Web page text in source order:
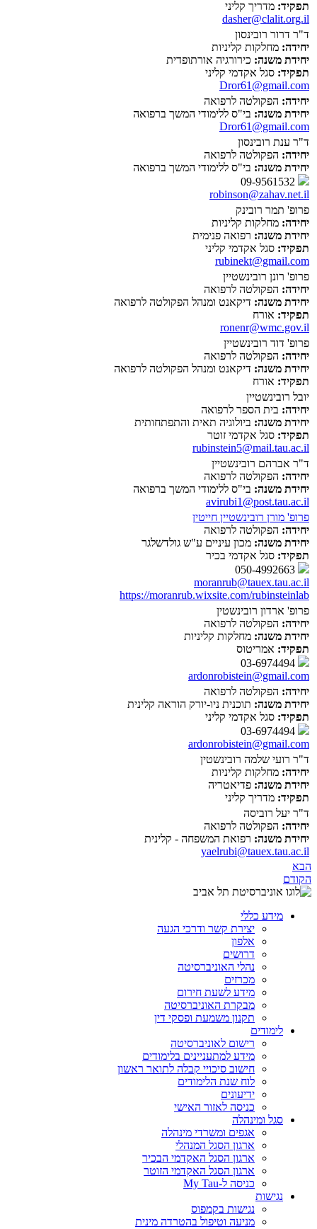
תפקיד: מדריך קליני
dasher@clalit.org.il
ד"ר דרור רובינסון
יחידה: מחלקות קליניות
יחידת משנה: כירורגיה אורתופדית
תפקיד: סגל אקדמי קליני
Dror61@gmail.com
יחידה: הפקולטה לרפואה
יחידת משנה: בי"ס ללימודי המשך ברפואה
Dror61@gmail.com
ד"ר ענת רובינסון
יחידה: הפקולטה לרפואה
יחידת משנה: בי"ס ללימודי המשך ברפואה
robinson@zahav.net.il
פרופ' תמר רובינק
יחידה: מחלקות קליניות
יחידת משנה: רפואה פנימית
תפקיד: סגל אקדמי קליני
rubinekt@gmail.com
פרופ' רונן רובינשטיין
יחידה: הפקולטה לרפואה
יחידת משנה: דיקאנט ומנהל הפקולטה לרפואה
תפקיד: אורח
ronenr@wmc.gov.il
פרופ' דוד רובינשטיין
יחידה: הפקולטה לרפואה
יחידת משנה: דיקאנט ומנהל הפקולטה לרפואה
תפקיד: אורח
יובל רובינשטיין
יחידה: בית הספר לרפואה
יחידת משנה: ביולוגיה תאית והתפתחותית
תפקיד: סגל אקדמי זוטר
rubinstein5@mail.tau.ac.il
ד"ר אברהם רובינשטיין
יחידה: הפקולטה לרפואה
יחידת משנה: בי"ס ללימודי המשך ברפואה
avirubi1@post.tau.ac.il
פרופ' מורן רובינשטיין חייטין
יחידה: הפקולטה לרפואה
יחידת משנה: מכון עיניים ע"ש גולדשלגר
תפקיד: סגל אקדמי בכיר
moranrub@tauex.tau.ac.il
https://moranrub.wixsite.com/rubinsteinlab
פרופ' ארדון רובינשטין
יחידה: הפקולטה לרפואה
יחידת משנה: מחלקות קליניות
תפקיד: אמריטוס
ardonrobistein@gmail.com
יחידה: הפקולטה לרפואה
יחידת משנה: תוכנית ניו-יורק הוראה קלינית
תפקיד: סגל אקדמי קליני
ardonrobistein@gmail.com
ד"ר רועי שלמה רובינשטין
יחידה: מחלקות קליניות
יחידת משנה: פדיאטריה
תפקיד: מדריך קליני
ד"ר יעל רוביסה
יחידה: הפקולטה לרפואה
יחידת משנה: רפואת המשפחה - קלינית
yaelrubi@tauex.tau.ac.il
הבא
הקודם
מידע כללי
יצירת קשר ודרכי הגעה
אלפון
דרושים
נהלי האוניברסיטה
מכרזים
מידע לשעת חירום
מבקרת האוניברסיטה
תקנון משמעת ופסקי דין
לימודים
רישום לאוניברסיטה
מידע למתעניינים בלימודים
חישוב סיכויי קבלה לתואר ראשון
לוח שנת הלימודים
ידיעונים
כניסה לאזור האישי
סגל ומינהלה
אגפים ומשרדי מינהלה
ארגון הסגל המנהלי
ארגון הסגל האקדמי הבכיר
ארגון הסגל האקדמי הזוטר
כניסה ל-My Tau
נגישות
נגישות בקמפוס
מניעה וטיפול בהטרדה מינית